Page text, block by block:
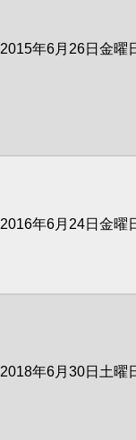
2015年6月26日金曜
2016年6月24日金曜
2018年6月30日土曜